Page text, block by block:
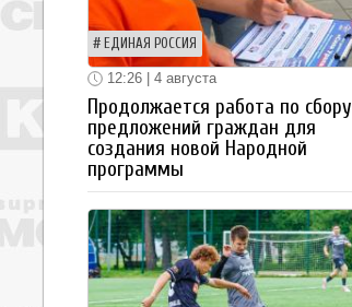
ЕДИНАЯ РОССИЯ
12:26 | 4 августа
Продолжается работа по сбору
предложений граждан для
создания новой Народной
программы